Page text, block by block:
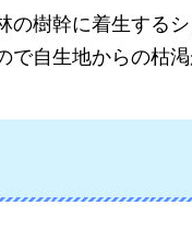
の樹幹に着生する
自生地からの枯